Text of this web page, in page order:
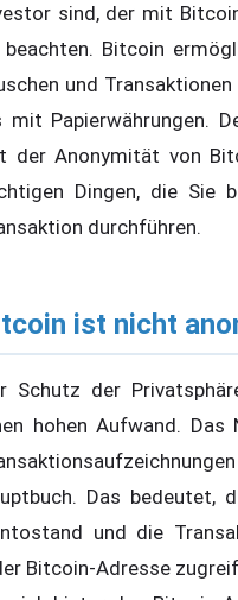
sind, der mit
beachten. Bitcoin
und
mit Papierwährungen.
der Anonymität von
Dingen, die Sie
durchführen.
ist nicht
Schutz der
hohen Aufwand.
Das bedeutet,
und die
Bitcoin-Adresse